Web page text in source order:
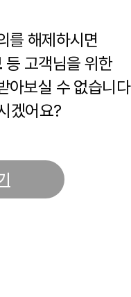
를 해제하시면
등 고객님을 위한
아보실 수 없습니다
겠어요?